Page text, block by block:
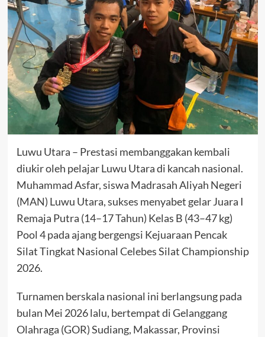
Luwu Utara – Prestasi membanggakan kembali
diukir oleh pelajar Luwu Utara di kancah nasional.
Muhammad Asfar, siswa Madrasah Aliyah Negeri
(MAN) Luwu Utara, sukses menyabet gelar Juara I
Remaja Putra (14–17 Tahun) Kelas B (43–47 kg)
Pool 4 pada ajang bergengsi Kejuaraan Pencak
Silat Tingkat Nasional Celebes Silat Championship
2026.
Turnamen berskala nasional ini berlangsung pada
bulan Mei 2026 lalu, bertempat di Gelanggang
Olahraga (GOR) Sudiang, Makassar, Provinsi